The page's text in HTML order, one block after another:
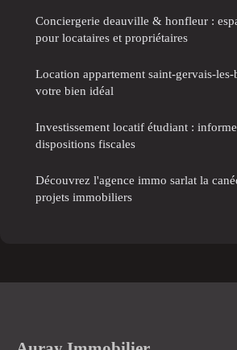
Conciergerie deauville & honfleur :
pour locataires et propriétaires
Location appartement saint-gervais-
votre bien idéal
Investissement locatif étudiant :
dispositions fiscales
Découvrez l'agence immo sarlat la
projets immobiliers